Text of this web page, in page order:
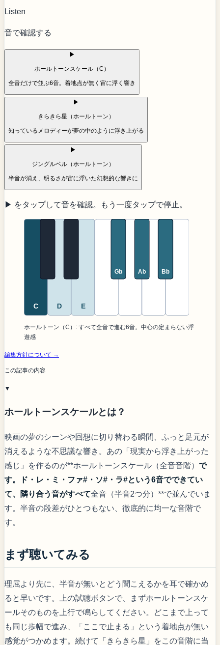
Listen
音で確認する
▶
ホールトーンスケール（C）
全音だけで並ぶ6音。着地点が無く宙に浮く響き
▶
きらきら星（ホールトーン）
知っているメロディーが夢の中のように浮き上がる
▶
ジングルベル（ホールトーン）
半音が消え、明るさが宙に浮いた幻想的な響きに
▶ をタップして音を確認。もう一度タップで停止。
C D E
Gb Ab Bb
ホールトーン（C）: すべて全音で進む6音。中心の定まらない浮
遊感
編集方針について →
この記事の内容
▼
ホールトーンスケールとは？
映画の夢のシーンや回想に切り替わる瞬間、ふっと足元が
消えるような不思議な響き。あの「現実から浮き上がった
感じ」を作るのが**ホールトーンスケール（全音音階） で
す。ド・レ・ミ・ファ#・ソ#・ラ#という6音でできてい
て、隣り合う音がすべて全音（半音2つ分）**で並んでいま
す。半音の段差がひとつもない、徹底的に均一な音階で
す。
まず聴いてみる
理屈より先に、半音が無いとどう聞こえるかを耳で確かめ
ると早いです。上の試聴ボタンで、まずホールトーンスケ
ールそのものを上行で鳴らしてください。どこまで上って
も同じ歩幅で進み、「ここで止まる」という着地点が無い
感覚がつかめます。続けて「きらきら星」をこの音階に当